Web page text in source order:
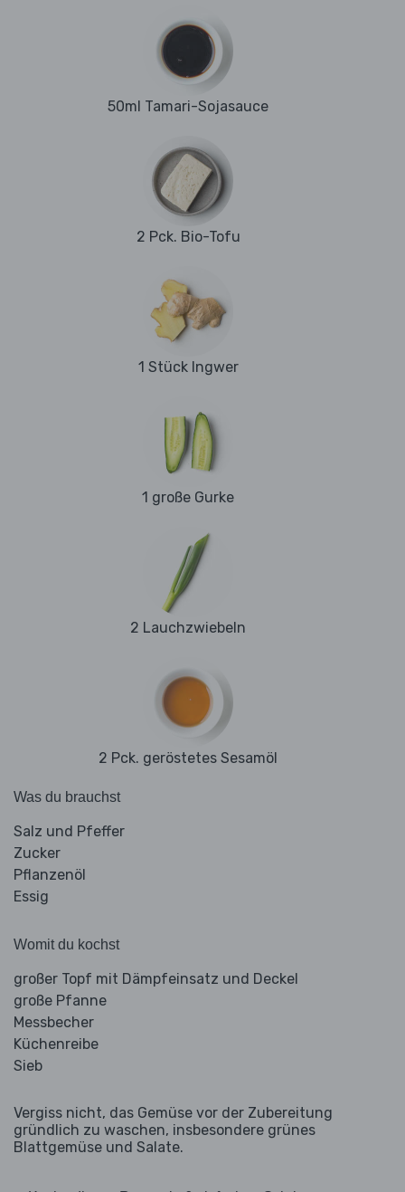
50ml Tamari-Sojasauce
2 Pck. Bio-Tofu
1 Stück Ingwer
1 große Gurke
2 Lauchzwiebeln
2 Pck. geröstetes Sesamöl
Was du brauchst
Salz und Pfeffer
Zucker
Pflanzenöl
Essig
Womit du kochst
großer Topf mit Dämpfeinsatz und Deckel
große Pfanne
Messbecher
Küchenreibe
Sieb
Vergiss nicht, das Gemüse vor der Zubereitung
gründlich zu waschen, insbesondere grünes
Blattgemüse und Salate.